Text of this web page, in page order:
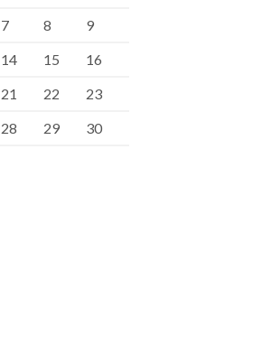
7 8
9
14 15
16
21 22
23
28 29
30